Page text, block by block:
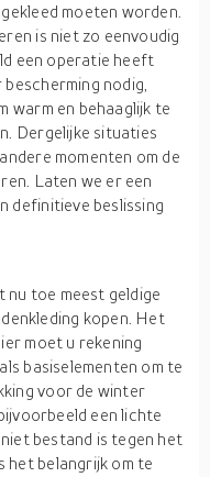
moeten worden.
is niet zo eenvoudig
een operatie heeft
nodig,
warm en behaaglijk te
Dergelijke situaties
momenten om de
Laten we er een
definitieve beslissing
nu toe meest geldige
kopen. Het
moet u rekening
basiselementen om te
voor de winter
een lichte
bestand is tegen het
het belangrijk om te